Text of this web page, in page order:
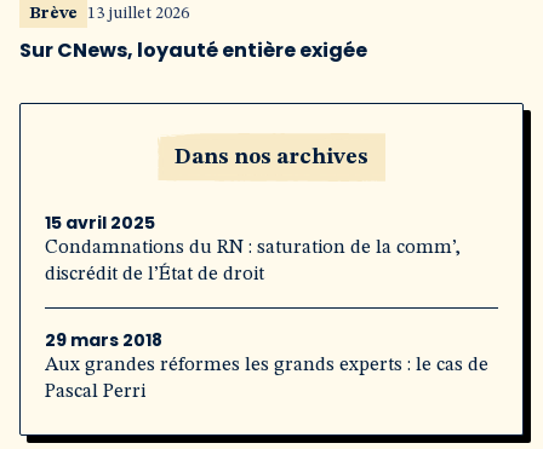
Brève 13 juillet 2026
Sur CNews, loyauté entière exigée
Dans nos archives
15 avril 2025
Condamnations du RN : saturation de la comm’,
discrédit de l’État de droit
29 mars 2018
Aux grandes réformes les grands experts : le cas de
Pascal Perri